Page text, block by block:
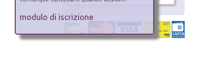
modulo di iscrizione